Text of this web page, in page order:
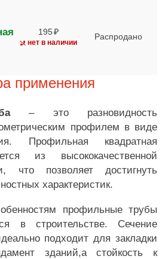
195
нет в наличии
Распродано
применения
– это разновидность
профилем в виде
Профильная квадратная
из высококачественной
что позволяет достигнуть
характеристик.
профильные трубы
в строительстве. Сечение
подходит для закладки
зданий,а стойкость к